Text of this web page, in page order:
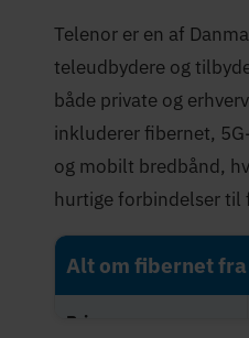
Trustpilot-score
Telenor er en af
teleudbydere og
både private og
inkluderer fibernet,
og mobilt bredbånd,
hurtige forbindelser til
Alt om fibernet
Priser